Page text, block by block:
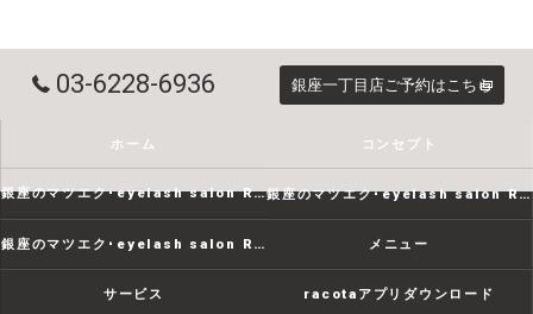
03-6228-6936 銀座一丁目店ご予約はこちら
ホーム コンセプト
銀座のマツエク･eyelash salon RACOTAの口コミ情報 銀座のマツエク･eyelash salon RACOTAの評判
銀座のマツエク･eyelash salon RACOTAのお客様の声 メニュー
サービス racotaアプリダウンロード